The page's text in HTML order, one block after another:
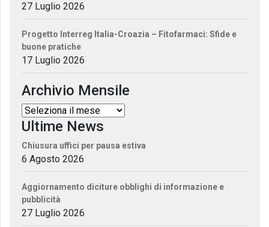
27 Luglio 2026
Progetto Interreg Italia-Croazia – Fitofarmaci: Sfide e
buone pratiche
17 Luglio 2026
Archivio Mensile
Ultime News
Chiusura uffici per pausa estiva
6 Agosto 2026
Aggiornamento diciture obblighi di informazione e
pubblicità
27 Luglio 2026